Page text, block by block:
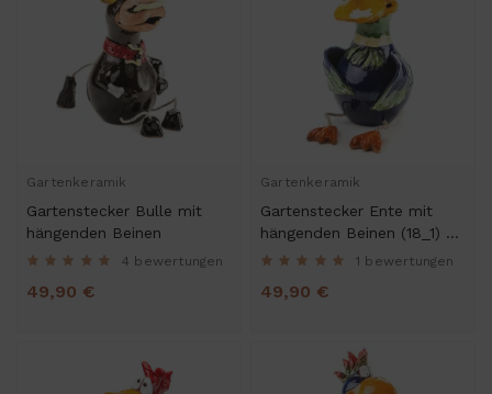
Gartenkeramik
Gartenstecker Bulle mit
hängenden Beinen
4 bewertungen
49,90 €
Gartenkeramik
Gartenstecker Ente mit
hängenden Beinen (18_1) -
Kantenhocker Gartendeko
1 bewertungen
49,90 €